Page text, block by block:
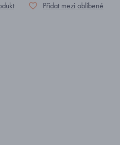
Přidat mezi oblíbené